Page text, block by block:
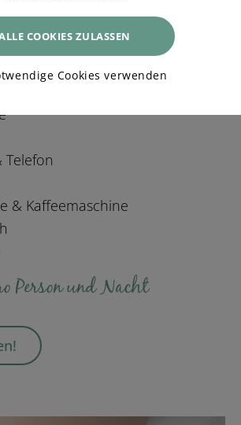
Holzboden
mit Badewanne
Telefon
& Kaffeemaschine
Person und Nacht
COOKIES ZULASSEN
Cookies verwenden